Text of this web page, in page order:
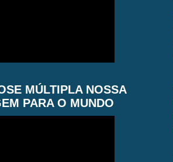
MÚLTIPLA NOSSA
PARA O MUNDO